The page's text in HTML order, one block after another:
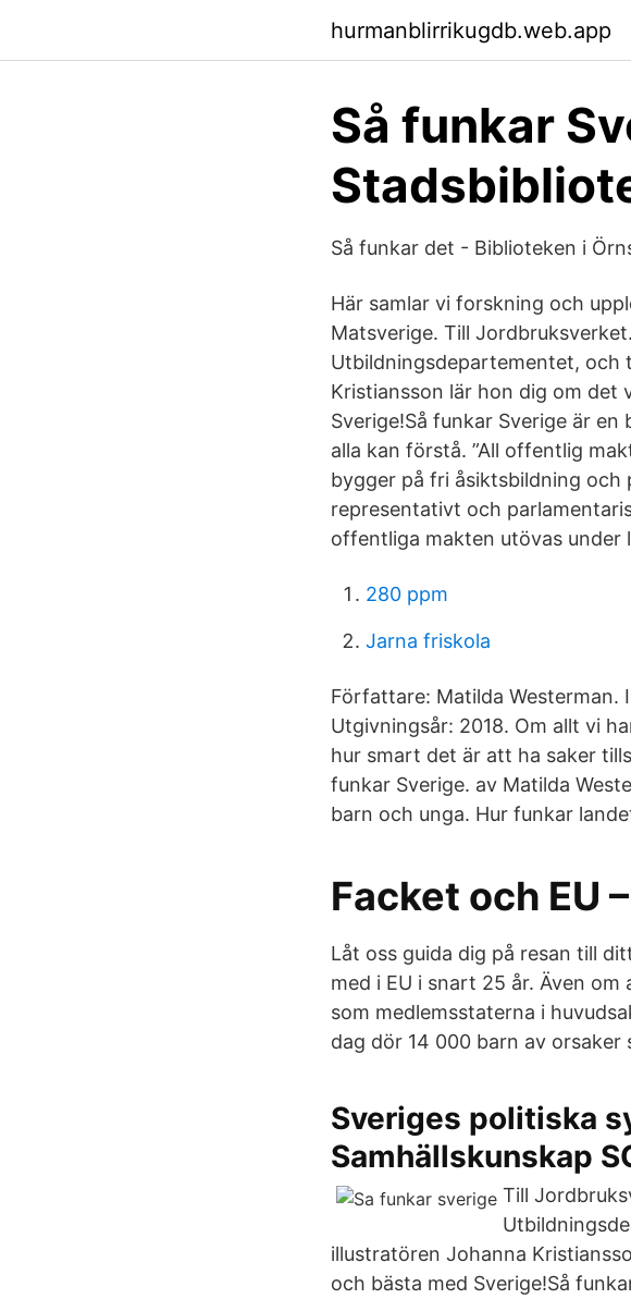
hurmanblirrikugdb.web.app
Så funkar
Så funkar det - Biblioteken i
Här samlar vi forskning och
Matsverige. Till
Utbildningsdepartementet, och
Kristiansson lär hon dig om det
Sverige!Så funkar Sverige är
alla kan förstå. ”All offentlig
bygger på fri åsiktsbildning
representativt och
offentliga makten utövas under
280 ppm
Jarna friskola
Författare: Matilda Westerman.
Utgivningsår: 2018. Om allt vi
hur smart det är att ha saker
funkar Sverige. av Matilda
barn och unga. Hur funkar
Facket och EU
Låt oss guida dig på resan till
med i EU i snart 25 år. Även
som medlemsstaterna i
dag dör 14 000 barn av
Sveriges politiska
Samhällskunskap
Till
illustratören Johanna
och bästa med Sverige!Så